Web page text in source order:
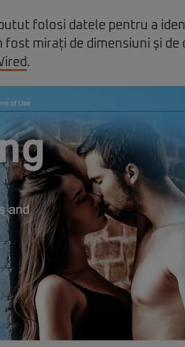
folosi datele pentru a
mirați de dimensiuni și de
.